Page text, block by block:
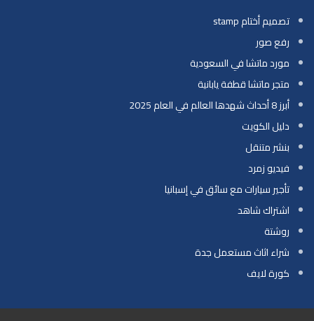
تصميم أختام stamp
رفع صور
مورد ماتشا في السعودية
متجر ماتشا قطفة يابانية
أبرز 8 أحداث شهدها العالم في العام 2025
دليل الكويت
بنشر متنقل
فيديو زمرد
تأجير سيارات مع سائق في إسبانيا
اشتراك شاهد
روشتة
شراء اثاث مستعمل جدة
كورة لايف